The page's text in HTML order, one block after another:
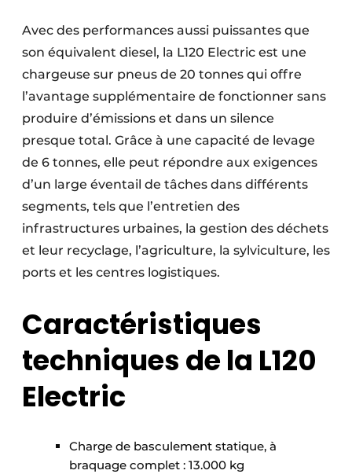
Avec des performances aussi puissantes que
son équivalent diesel, la L120 Electric est une
chargeuse sur pneus de 20 tonnes qui offre
l’avantage supplémentaire de fonctionner sans
produire d’émissions et dans un silence
presque total. Grâce à une capacité de levage
de 6 tonnes, elle peut répondre aux exigences
d’un large éventail de tâches dans différents
segments, tels que l’entretien des
infrastructures urbaines, la gestion des déchets
et leur recyclage, l’agriculture, la sylviculture, les
ports et les centres logistiques.
Caractéristiques
techniques de la L120
Electric
Charge de basculement statique, à
braquage complet : 13.000 kg